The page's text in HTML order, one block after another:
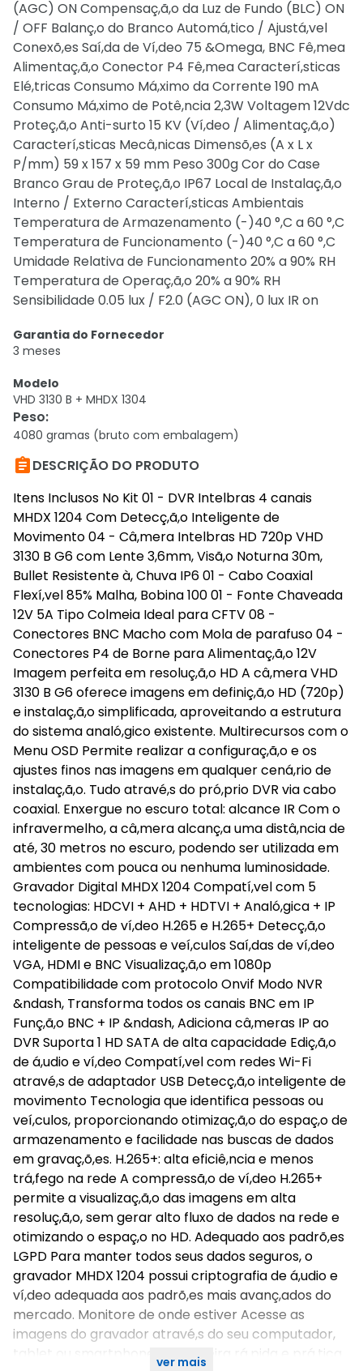
(AGC) ON Compensaç,ã,o da Luz de Fundo (BLC) ON
/ OFF Balanç,o do Branco Automá,tico / Ajustá,vel
Conexõ,es Saí,da de Ví,deo 75 &Omega, BNC Fê,mea
Alimentaç,ã,o Conector P4 Fê,mea Caracterí,sticas
Elé,tricas Consumo Má,ximo da Corrente 190 mA
Consumo Má,ximo de Potê,ncia 2,3W Voltagem 12Vdc
Proteç,ã,o Anti-surto 15 KV (Ví,deo / Alimentaç,ã,o)
Caracterí,sticas Mecâ,nicas Dimensõ,es (A x L x
P/mm) 59 x 157 x 59 mm Peso 300g Cor do Case
Branco Grau de Proteç,ã,o IP67 Local de Instalaç,ã,o
Interno / Externo Caracterí,sticas Ambientais
Temperatura de Armazenamento (-)40 °,C a 60 °,C
Temperatura de Funcionamento (-)40 °,C a 60 °,C
Umidade Relativa de Funcionamento 20% a 90% RH
Temperatura de Operaç,ã,o 20% a 90% RH
Sensibilidade 0.05 lux / F2.0 (AGC ON), 0 lux IR on
Garantia do Fornecedor
3 meses
Modelo
VHD 3130 B + MHDX 1304
Peso:
4080 gramas (bruto com embalagem)
DESCRIÇÃO DO PRODUTO
Itens Inclusos No Kit 01 - DVR Intelbras 4 canais
MHDX 1204 Com Detecç,ã,o Inteligente de
Movimento 04 - Câ,mera Intelbras HD 720p VHD
3130 B G6 com Lente 3,6mm, Visã,o Noturna 30m,
Bullet Resistente à, Chuva IP6 01 - Cabo Coaxial
Flexí,vel 85% Malha, Bobina 100 01 - Fonte Chaveada
12V 5A Tipo Colmeia Ideal para CFTV 08 -
Conectores BNC Macho com Mola de parafuso 04 -
Conectores P4 de Borne para Alimentaç,ã,o 12V
Imagem perfeita em resoluç,ã,o HD A câ,mera VHD
3130 B G6 oferece imagens em definiç,ã,o HD (720p)
e instalaç,ã,o simplificada, aproveitando a estrutura
do sistema analó,gico existente. Multirecursos com o
Menu OSD Permite realizar a configuraç,ã,o e os
ajustes finos nas imagens em qualquer cená,rio de
instalaç,ã,o. Tudo atravé,s do pró,prio DVR via cabo
coaxial. Enxergue no escuro total: alcance IR Com o
infravermelho, a câ,mera alcanç,a uma distâ,ncia de
até, 30 metros no escuro, podendo ser utilizada em
ambientes com pouca ou nenhuma luminosidade.
Gravador Digital MHDX 1204 Compatí,vel com 5
tecnologias: HDCVI + AHD + HDTVI + Analó,gica + IP
Compressã,o de ví,deo H.265 e H.265+ Detecç,ã,o
inteligente de pessoas e veí,culos Saí,das de ví,deo
VGA, HDMI e BNC Visualizaç,ã,o em 1080p
Compatibilidade com protocolo Onvif Modo NVR
&ndash, Transforma todos os canais BNC em IP
Funç,ã,o BNC + IP &ndash, Adiciona câ,meras IP ao
DVR Suporta 1 HD SATA de alta capacidade Ediç,ã,o
de á,udio e ví,deo Compatí,vel com redes Wi-Fi
atravé,s de adaptador USB Detecç,ã,o inteligente de
movimento Tecnologia que identifica pessoas ou
veí,culos, proporcionando otimizaç,ã,o do espaç,o de
armazenamento e facilidade nas buscas de dados
em gravaç,õ,es. H.265+: alta eficiê,ncia e menos
trá,fego na rede A compressã,o de ví,deo H.265+
permite a visualizaç,ã,o das imagens em alta
resoluç,ã,o, sem gerar alto fluxo de dados na rede e
otimizando o espaç,o no HD. Adequado aos padrõ,es
LGPD Para manter todos seus dados seguros, o
gravador MHDX 1204 possui criptografia de á,udio e
ví,deo adequada aos padrõ,es mais avanç,ados do
mercado. Monitore de onde estiver Acesse as
imagens do gravador atravé,s do seu computador,
tablet ou smartphone de maneira rá,pida e prá,tica.
ver mais